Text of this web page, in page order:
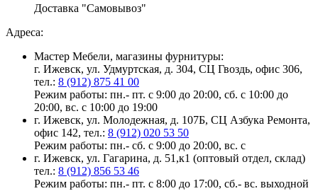
Доставка "Самовывоз"
Адреса:
Мастер Мебели, магазины фурнитуры:
г. Ижевск, ул. Удмуртская, д. 304, СЦ Гвоздь, офис 306,
тел.: 8 (912) 875 41 00
Режим работы: пн.- пт. с 9:00 до 20:00, сб. с 10:00 до
20:00, вс. с 10:00 до 19:00
г. Ижевск, ул. Молодежная, д. 107Б, СЦ Азбука Ремонта,
офис 142, тел.: 8 (912) 020 53 50
Режим работы: пн.- сб. с 9:00 до 20:00, вс. с
г. Ижевск, ул. Гагарина, д. 51,к1 (оптовый отдел, склад)
тел.: 8 (912) 856 53 46
Режим работы: пн.- пт. с 8:00 до 17:00, сб.- вс. выходной